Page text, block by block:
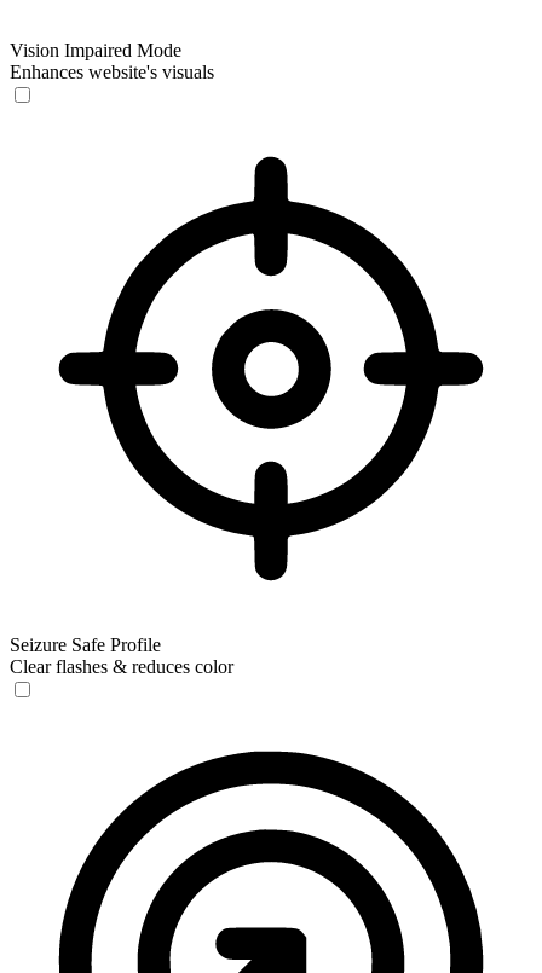
Vision Impaired Mode
Enhances website's visuals
Seizure Safe Profile
Clear flashes & reduces color